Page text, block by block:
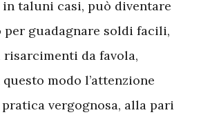
in taluni casi, può diventare
per guadagnare soldi facili,
da favola,
modo l’attenzione
vergognosa, alla pari